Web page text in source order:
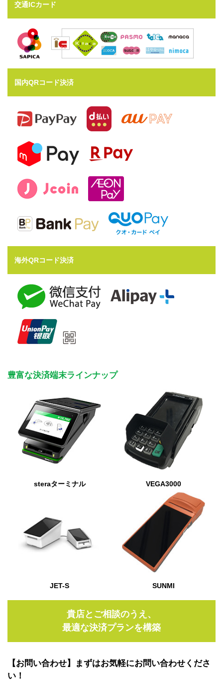
交通ICカード
国内QRコード決済
海外QRコード決済
豊富な決済端末ラインナップ
steraターミナル VEGA3000
JET-S SUNMI
貴店とご相談のうえ、
最適な決済プランを構築
【お問い合わせ】まずはお気軽にお問い合わせくださ
い！